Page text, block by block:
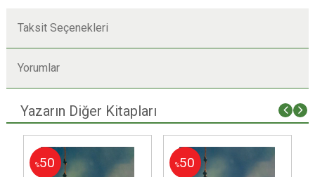
Taksit Seçenekleri
Yorumlar
Yazarın Diğer Kitapları
%50 %50